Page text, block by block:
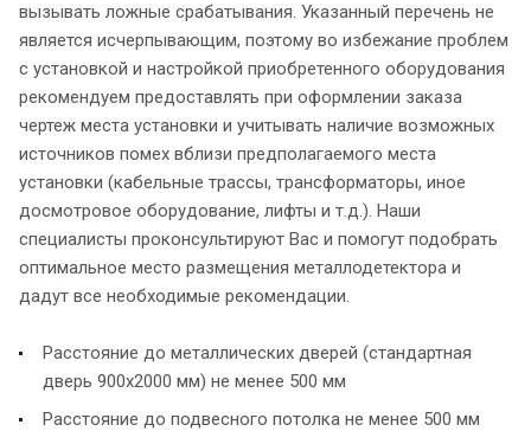
вызывать ложные срабатывания. Указанный перечень не
является исчерпывающим, поэтому во избежание проблем
с установкой и настройкой приобретенного оборудования
рекомендуем предоставлять при оформлении заказа
чертеж места установки и учитывать наличие возможных
источников помех вблизи предполагаемого места
установки (кабельные трассы, трансформаторы, иное
досмотровое оборудование, лифты и т.д.). Наши
специалисты проконсультируют Вас и помогут подобрать
оптимальное место размещения металлодетектора и
дадут все необходимые рекомендации.
Расстояние до металлических дверей (стандартная
дверь 900х2000 мм) не менее 500 мм
Расстояние до подвесного потолка не менее 500 мм